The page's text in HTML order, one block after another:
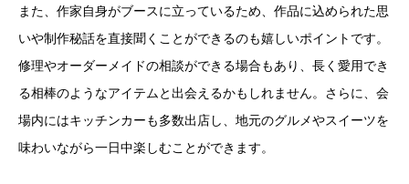
また、作家自身がブースに立っているため、作品に込められた思
いや制作秘話を直接聞くことができるのも嬉しいポイントです。
修理やオーダーメイドの相談ができる場合もあり、長く愛用でき
る相棒のようなアイテムと出会えるかもしれません。さらに、会
場内にはキッチンカーも多数出店し、地元のグルメやスイーツを
味わいながら一日中楽しむことができます。